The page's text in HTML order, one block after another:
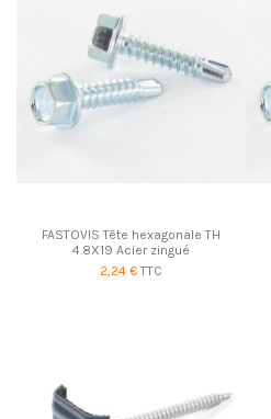
FASTOVIS Tête hexagonale TH
4.8X19 Acier zingué
2,24 €TTC